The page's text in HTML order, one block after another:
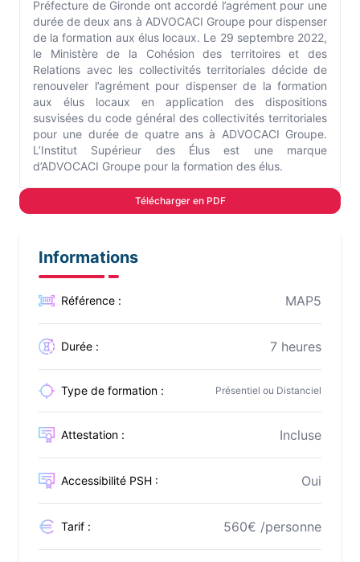
Préfecture de Gironde ont accordé l’agrément pour une
durée de deux ans à ADVOCACI Groupe pour dispenser
de la formation aux élus locaux. Le 29 septembre 2022,
le Ministère de la Cohésion des territoires et des
Relations avec les collectivités territoriales décide de
renouveler l’agrément pour dispenser de la formation
aux élus locaux en application des dispositions
susvisées du code général des collectivités territoriales
pour une durée de quatre ans à ADVOCACI Groupe.
L’Institut Supérieur des Élus est une marque
d’ADVOCACI Groupe pour la formation des élus.
Télécharger en PDF
Informations
Référence : MAP5
Durée : 7 heures
Type de formation : Présentiel ou Distanciel
Attestation : Incluse
Accessibilité PSH : Oui
Tarif : 560€ /personne